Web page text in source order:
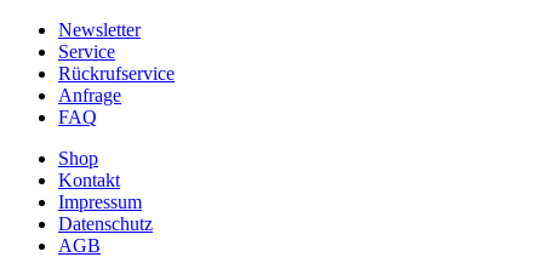
Newsletter
Service
Rückrufservice
Anfrage
FAQ
Shop
Kontakt
Impressum
Datenschutz
AGB